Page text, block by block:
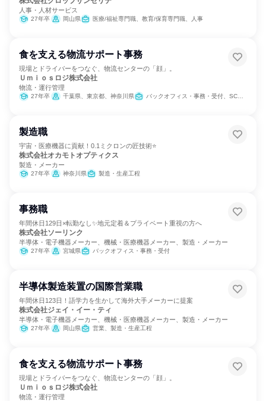
人事・人材サービス
27年卒 岡山県 医療/福祉専門職、教育/保育専門職、人事
食を支える物流サポート事務
現場とドライバーをつなぐ、物流センターの「顔」。
Ｕｍｉｏｓロジ株式会社
物流・運行管理
27年卒 千葉県、東京都、神奈川県 バックオフィス・事務・受付、SCM/生産管理/購買/物流、製造・生産工程
製造職
宇宙・医療機器に貢献！0.1ミクロンの匠技術⭐
株式会社オカモトオプティクス
製造・メーカー
27年卒 神奈川県 製造・生産工程
事務職
年間休日129日×転勤なし✨地元定着＆プライベート重視の方へ
株式会社ソーリンク
半導体・電子機器メーカー、機械・医療機器メーカー、製造・メーカー
27年卒 宮城県 バックオフィス・事務・受付
半導体製造装置の国際営業職
年間休日123日！語学力を生かして海外大手メーカーに提案
株式会社ジェイ・イー・ティ
半導体・電子機器メーカー、機械・医療機器メーカー、製造・メーカー
27年卒 岡山県 営業、製造・生産工程
食を支える物流サポート事務
現場とドライバーをつなぐ、物流センターの「顔」。
Ｕｍｉｏｓロジ株式会社
物流・運行管理